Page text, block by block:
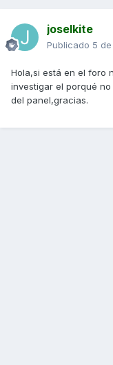
joselkite
Publicado 5
Hola,si está en el foro
investigar el porqué
del panel,gracias.